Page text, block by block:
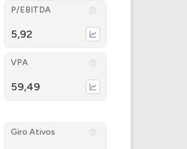
P/EBITDA
5,92
VPA
59,49
Giro Ativos